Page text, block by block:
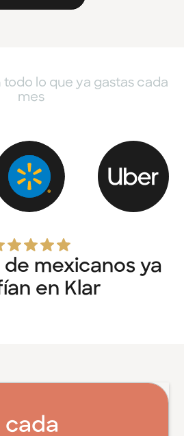
lo que ya gastas cada
mes
de mexicanos ya
en Klar
cada